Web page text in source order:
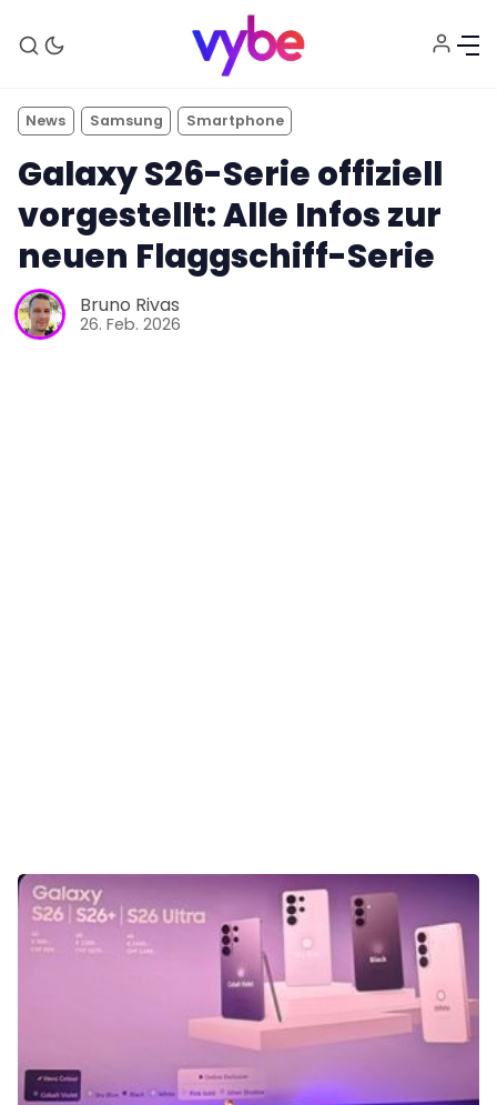
Über uns
Team
Zusammenarbeit
News Samsung Smartphone
Galaxy S26-Serie offiziell
vorgestellt: Alle Infos zur
neuen Flaggschiff-Serie
Bruno Rivas
26. Feb. 2026